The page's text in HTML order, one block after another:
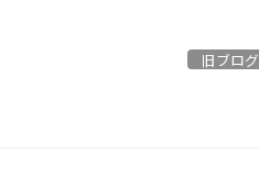
旧ブログ